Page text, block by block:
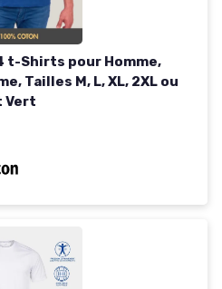
t-Shirts pour Homme,
Tailles M, L, XL, 2XL ou
Vert